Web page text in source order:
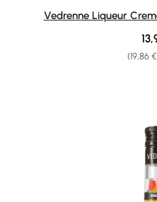
Durchschnittliche
Vedrenne Liqueur
(19,86